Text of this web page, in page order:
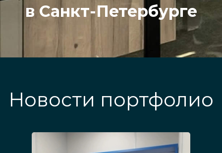
в Санкт-Петербурге
Новости портфолио